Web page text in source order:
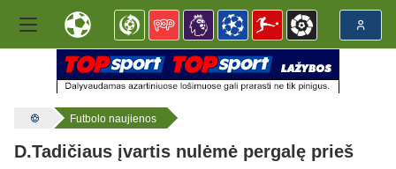
Futbolo naujienos
D.Tadičiaus įvartis nulėmė pergalę prieš